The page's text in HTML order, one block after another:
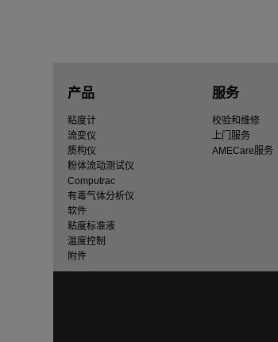
产品
粘度计
流变仪
质构仪
粉体流动测试仪
Computrac
有毒气体分析仪
软件
粘度标准液
温度控制
附件
服务
校验和维修
上门服务
AMECare服务